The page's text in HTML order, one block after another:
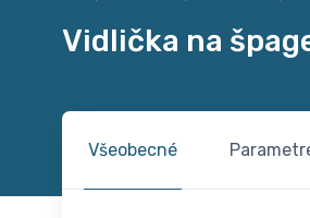
Vidlička na
Všeobecné